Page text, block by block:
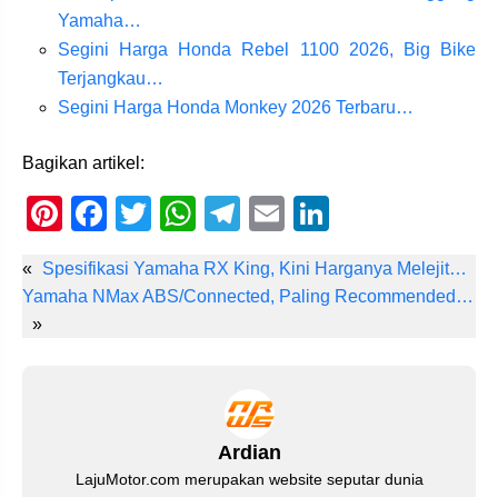
Yamaha…
Segini Harga Honda Rebel 1100 2026, Big Bike
Terjangkau…
Segini Harga Honda Monkey 2026 Terbaru…
Bagikan artikel:
Pi
er
F
c
k
T
tt
W
at
T
e
m
E
ail k
« Spesifikasi Yamaha RX King, Kini Harganya Melejit…
Yamaha NMax ABS/Connected, Paling Recommended…
»
Ardian
LajuMotor.com merupakan website seputar dunia